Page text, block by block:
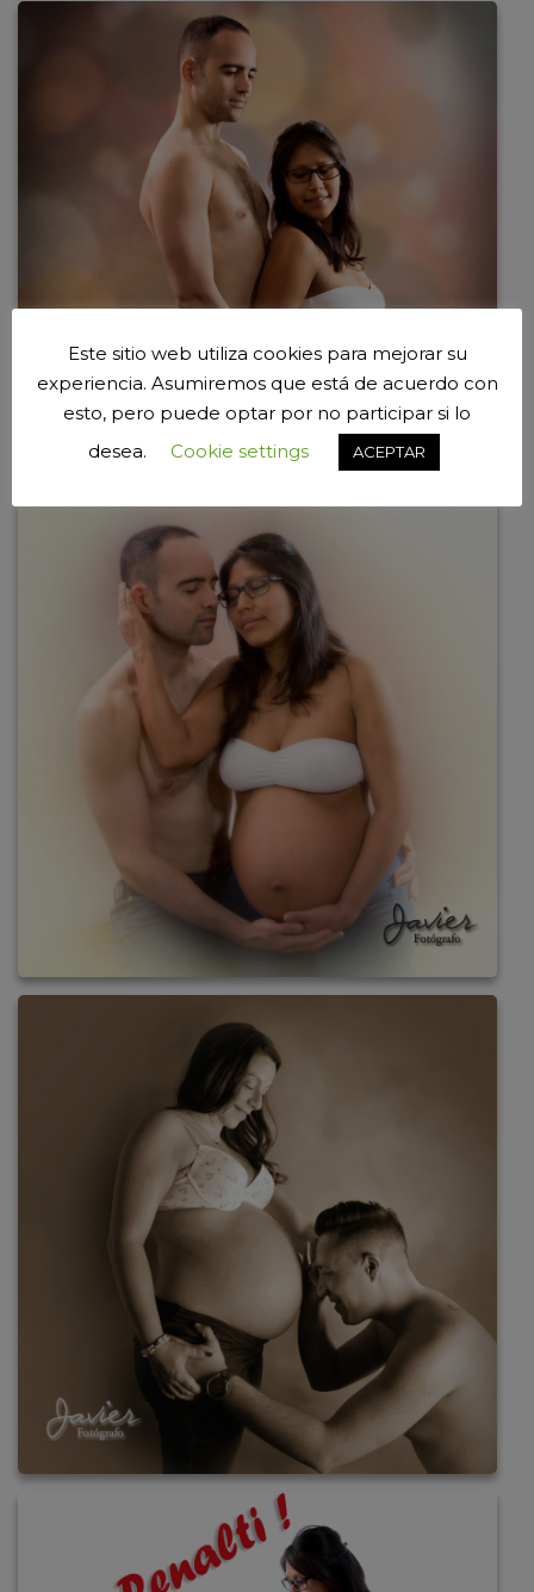
Este sitio web utiliza cookies para mejorar su
experiencia. Asumiremos que está de acuerdo con
esto, pero puede optar por no participar si lo
desea.
Cookie settings ACEPTAR